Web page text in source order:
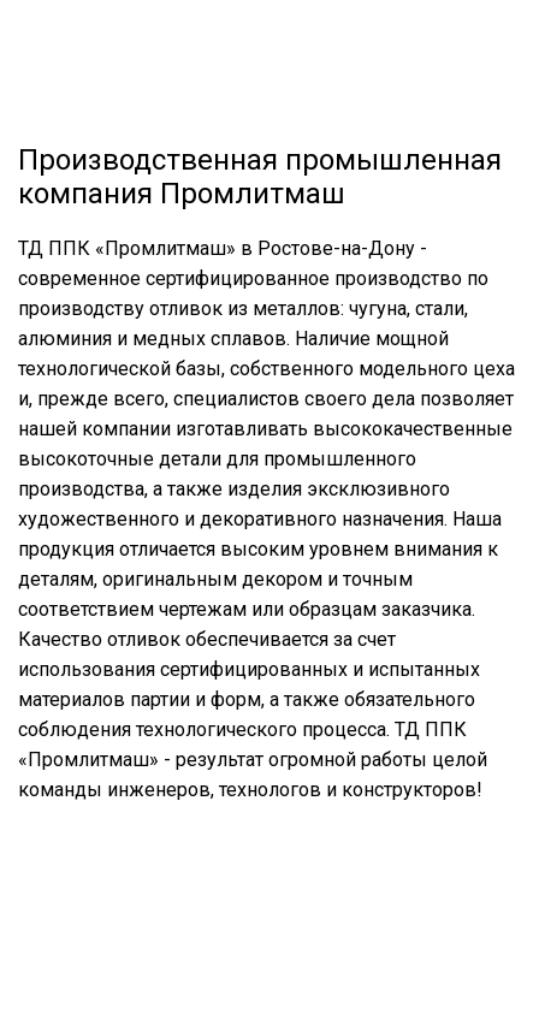
Производственная промышленная
компания Промлитмаш
ТД ППК «Промлитмаш» в Ростове-на-Дону -
современное сертифицированное производство по
производству отливок из металлов: чугуна, стали,
алюминия и медных сплавов. Наличие мощной
технологической базы, собственного модельного цеха
и, прежде всего, специалистов своего дела позволяет
нашей компании изготавливать высококачественные
высокоточные детали для промышленного
производства, а также изделия эксклюзивного
художественного и декоративного назначения. Наша
продукция отличается высоким уровнем внимания к
деталям, оригинальным декором и точным
соответствием чертежам или образцам заказчика.
Качество отливок обеспечивается за счет
использования сертифицированных и испытанных
материалов партии и форм, а также обязательного
соблюдения технологического процесса. ТД ППК
«Промлитмаш» - результат огромной работы целой
команды инженеров, технологов и конструкторов!